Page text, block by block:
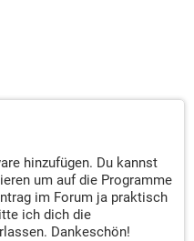
hinzufügen. Du kannst
um auf die Programme
im Forum ja praktisch
ich dich die
Dankeschön!